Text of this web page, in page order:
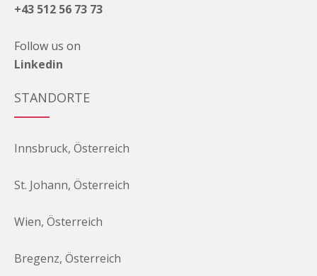
+43 512 56 73 73
Follow us on
Linkedin
STANDORTE
Innsbruck, Österreich
St. Johann, Österreich
Wien, Österreich
Bregenz, Österreich